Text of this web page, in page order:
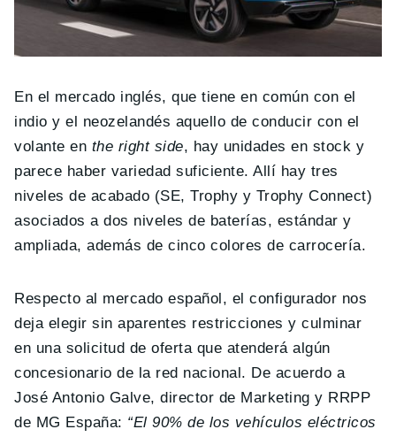
En el mercado inglés, que tiene en común con el
indio y el neozelandés aquello de conducir con el
volante en the right side, hay unidades en stock y
parece haber variedad suficiente. Allí hay tres
niveles de acabado (SE, Trophy y Trophy Connect)
asociados a dos niveles de baterías, estándar y
ampliada, además de cinco colores de carrocería.
Respecto al mercado español, el configurador nos
deja elegir sin aparentes restricciones y culminar
en una solicitud de oferta que atenderá algún
concesionario de la red nacional. De acuerdo a
José Antonio Galve, director de Marketing y RRPP
de MG España: “El 90% de los vehículos eléctricos